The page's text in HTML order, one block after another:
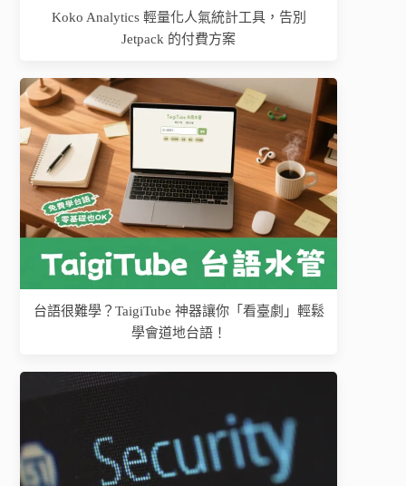
Koko Analytics 輕量化人氣統計工具，告別
Jetpack 的付費方案
台語很難學？TaigiTube 神器讓你「看臺劇」輕鬆
學會道地台語！